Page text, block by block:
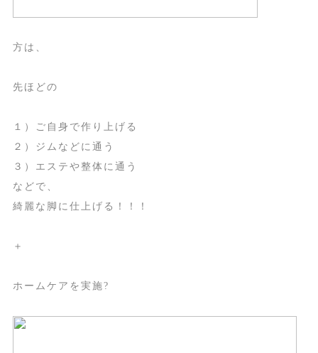
方は、
先ほどの
１）ご自身で作り上げる
２）ジムなどに通う
３）エステや整体に通う
などで、
綺麗な脚に仕上げる！！！
＋
ホームケアを実施?